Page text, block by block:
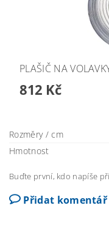
PLAŠIČ NA
812 Kč
Rozměry / cm
Hmotnost
Buďte první, kdo napíše
Přidat komentář